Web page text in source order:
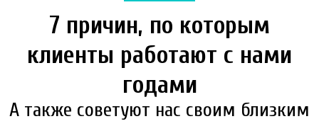
7 причин, по которым
клиенты работают с нами
годами
А также советуют нас своим близким